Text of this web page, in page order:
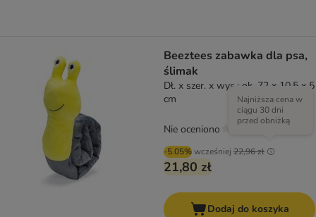
Beeztees zabawka dla psa,
ślimak
Dł. x szer. x wys.: ok. 72 x 10,5 x 5
cm
-5.05%wcześniej 22,96 zł
Najniższa cena w
ciągu 30 dni
przed obniżką
21,80 zł
Nie oceniono
Dodaj do koszyka